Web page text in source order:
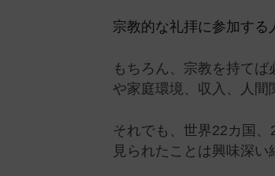
宗教的な礼拝に参加する
もちろん、宗教を持て
や家庭環境、収入、人間
それでも、世界22カ国
見られたことは興味深い